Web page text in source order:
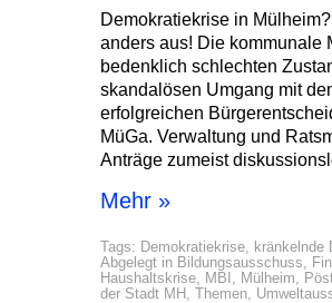
Demokratiekrise in
anders aus! Die kommunale
bedenklich schlechten
skandalösen Umgang mit
erfolgreichen
MüGa. Verwaltung und
Anträge zumeist
Mehr »
Tags: Demokratiekrise, kränkelnde
Abgelegt in Bildungsausschuss,
Haushaltskrise, MBI , Mülheim,
der Stadt MH , Themen,